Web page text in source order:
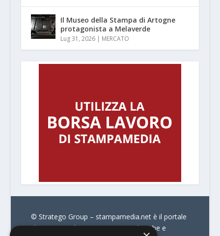
Il Museo della Stampa di Artogne
protagonista a Melaverde
Lug 31, 2026| MERCATO
© Stratego Group – stampamedia.net è il portale
che racconta le innovazioni tecnologiche e